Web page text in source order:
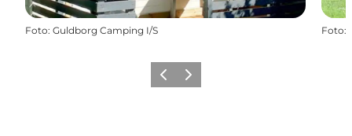
Foto: Guldborg Camping I/S Foto:
ForrigeNæste